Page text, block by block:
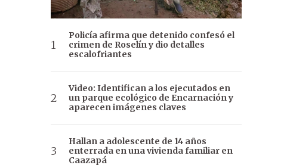
Policía afirma que detenido confesó el
crimen de Roselín y dio detalles
escalofriantes
Video: Identifican a los ejecutados en
un parque ecológico de Encarnación y
aparecen imágenes claves
Hallan a adolescente de 14 años
enterrada en una vivienda familiar en
Caazapá